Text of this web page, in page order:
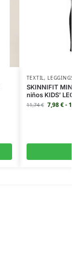
TEXTIL,
SKINNIFIT
niños KIDS’
11,74€ 7,98€-